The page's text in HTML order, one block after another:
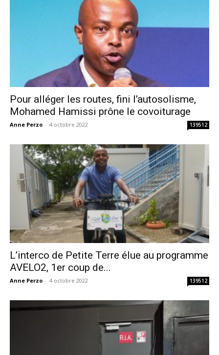
Pour alléger les routes, fini l’autosolisme,
Mohamed Hamissi prône le covoiturage
Anne Perzo - 4 octobre 2022 139512
L’interco de Petite Terre élue au programme
AVELO2, 1er coup de...
Anne Perzo - 4 octobre 2022 139512